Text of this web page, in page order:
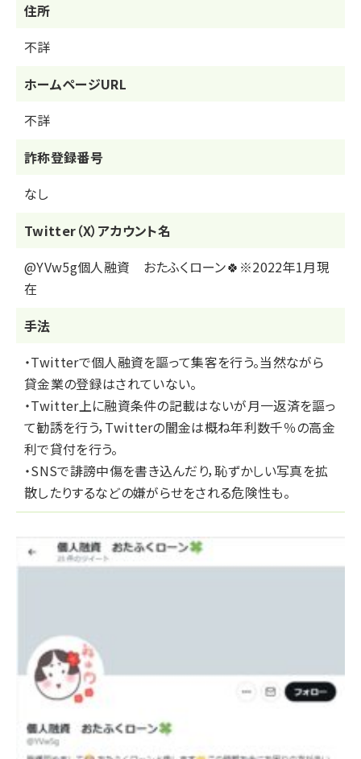
住所
不詳
ホームページURL
不詳
詐称登録番号
なし
Twitter（X）アカウント名
@YVw5g個人融資 おたふくローン🍀※2022年1月現
在
⼿法
・Twitterで個人融資を謳って集客を行う。当然ながら
貸金業の登録はされていない。
・Twitter上に融資条件の記載はないが月一返済を謳っ
て勧誘を行う，Twitterの闇金は概ね年利数千％の高金
利で貸付を行う。
・SNSで誹謗中傷を書き込んだり，恥ずかしい写真を拡
散したりするなどの嫌がらせをされる危険性も。